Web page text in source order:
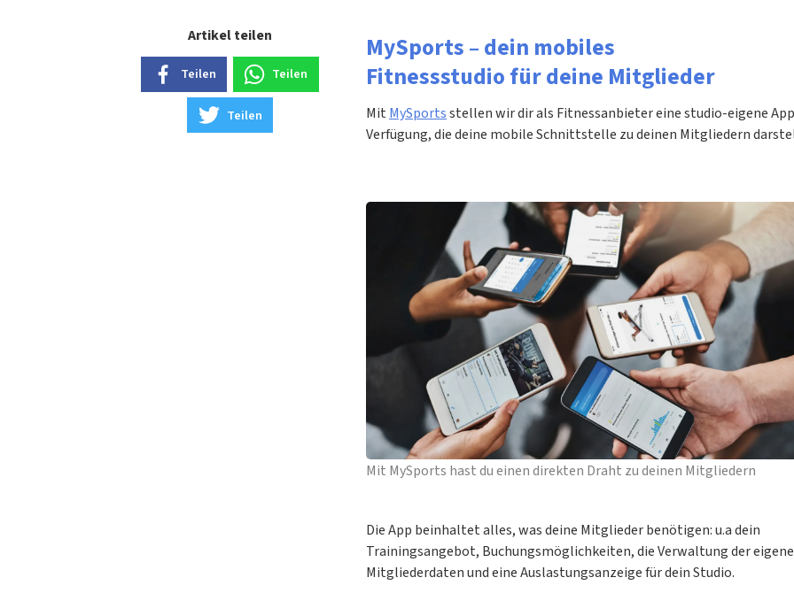
MySports – dein mobiles
Fitnessstudio für deine Mitglieder
Mit MySportsstellen wir dir als Fitnessanbieter eine studio-eigene
Verfügung, die deine mobile Schnittstelle zu deinen Mitgliedern
Mit MySports hast du einen direkten Draht zu deinen Mitgliedern
Die App beinhaltet alles, was deine Mitglieder benötigen: u.a dein
Trainingsangebot, Buchungsmöglichkeiten, die Verwaltung der
Mitgliederdaten und eine Auslastungsanzeige für dein Studio.
Artikel teilen
Teilen Teilen
Teilen